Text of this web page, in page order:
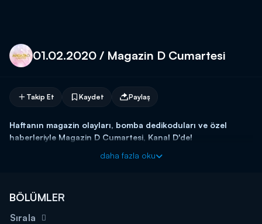
01.02.2020 / Magazin D Cumartesi
Takip Et Kaydet Paylaş
Haftanın magazin olayları, bomba dedikoduları ve özel
haberleriyle Magazin D Cumartesi, Kanal D'de!
daha fazla oku
BÖLÜMLER
Sırala